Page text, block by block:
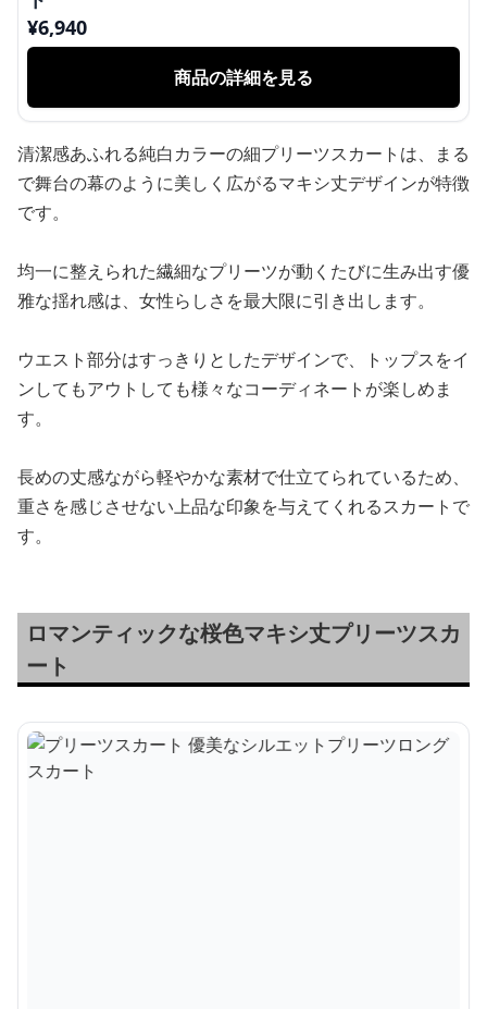
¥6,940
商品の詳細を見る
清潔感あふれる純白カラーの細プリーツスカートは、まる
で舞台の幕のように美しく広がるマキシ丈デザインが特徴
です。
均一に整えられた繊細なプリーツが動くたびに生み出す優
雅な揺れ感は、女性らしさを最大限に引き出します。
ウエスト部分はすっきりとしたデザインで、トップスをイ
ンしてもアウトしても様々なコーディネートが楽しめま
す。
長めの丈感ながら軽やかな素材で仕立てられているため、
重さを感じさせない上品な印象を与えてくれるスカートで
す。
ロマンティックな桜色マキシ丈プリーツスカ
ート